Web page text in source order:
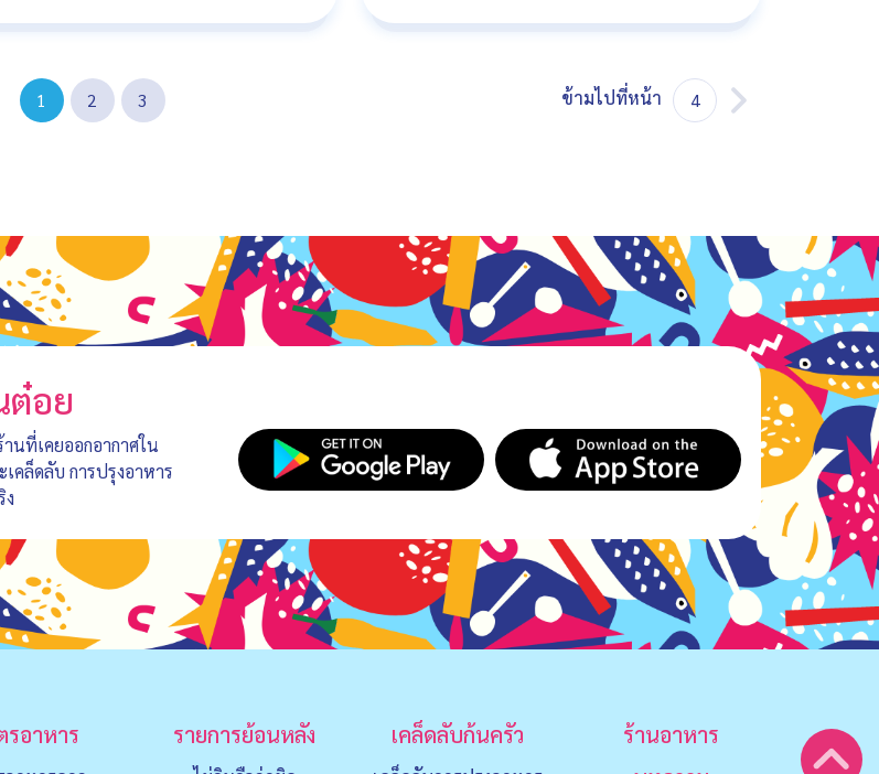
1 2 3 ข้ามไปที่หน้า
ต๋อย
นที่เคยออกอากาศใน
คล็ดลับ การปรุงอาหาร
ง
รอาหาร รายการย้อนหลัง เคล็ดลับก้นครัว
ร้านอาหาร